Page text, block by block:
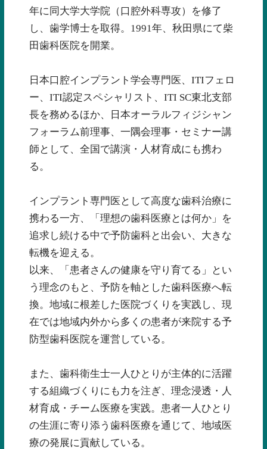
年に同大学大学院（口腔外科専攻）を修了
し、歯学博士を取得。1991年、秋田県にて柴
田歯科医院を開業。
日本口腔インプラント学会専門医、ITIフェロ
ー、ITI認定スペシャリスト、ITI SC東北支部
長を務めるほか、日本オーラルフィジシャン
フォーラム前理事、一隅会理事・セミナー講
師として、全国で講演・人材育成にも携わ
る。
インプラント専門医として高度な歯科治療に
携わる一方、「理想の歯科医療とは何か」を
追求し続ける中で予防歯科と出会い、大きな
転機を迎える。
以来、「患者さんの健康を守り育てる」とい
う理念のもと、予防を軸とした歯科医療へ転
換。地域に根差した医院づくりを実践し、現
在では地域内外から多くの患者が来院する予
防型歯科医院を運営している。
また、歯科衛生士一人ひとりが主体的に活躍
する組織づくりにも力を注ぎ、理念浸透・人
材育成・チーム医療を実践。患者一人ひとり
の生涯に寄り添う歯科医療を通じて、地域医
療の発展に貢献している。